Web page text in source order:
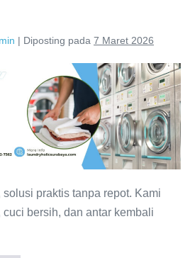
| Diposting pada 7 Maret 2026
solusi praktis tanpa repot. Kami
bersih, dan antar kembali